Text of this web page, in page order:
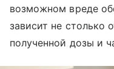
возможном вреде
зависит не столько
полученной дозы и